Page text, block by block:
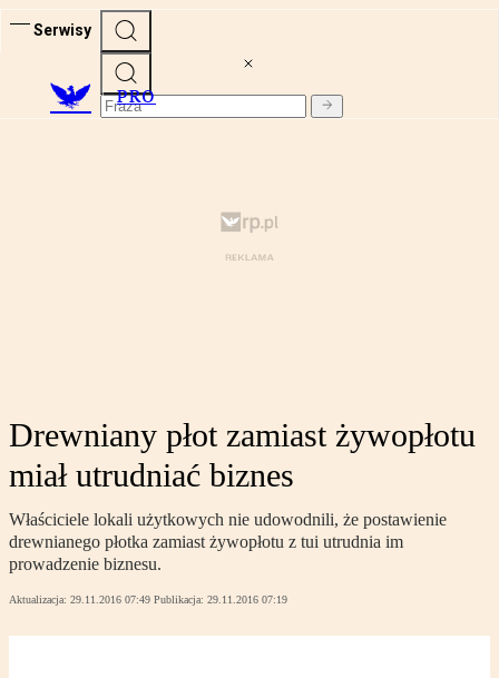
Serwisy
PRO
Drewniany płot zamiast żywopłotu
miał utrudniać biznes
Właściciele lokali użytkowych nie udowodnili, że postawienie
drewnianego płotka zamiast żywopłotu z tui utrudnia im
prowadzenie biznesu.
Aktualizacja: 29.11.2016 07:49 Publikacja: 29.11.2016 07:19